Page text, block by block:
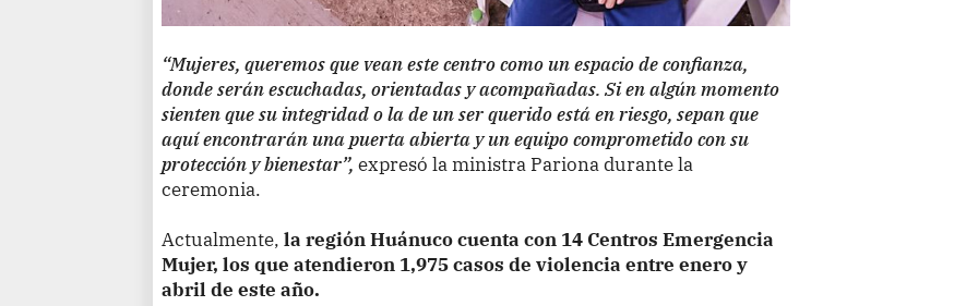
“Mujeres, queremos que vean este centro como un espacio de confianza,
donde serán escuchadas, orientadas y acompañadas. Si en algún momento
sienten que su integridad o la de un ser querido está en riesgo, sepan que
aquí encontrarán una puerta abierta y un equipo comprometido con su
protección y bienestar”, expresó la ministra Pariona durante la
ceremonia.
Actualmente, la región Huánuco cuenta con 14 Centros Emergencia
Mujer, los que atendieron 1,975 casos de violencia entre enero y
abril de este año.